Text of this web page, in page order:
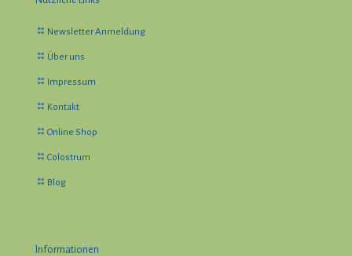
Newsletter Anmeldung
Über uns
Impressum
Kontakt
Online Shop
Colostrum
Blog
Informationen